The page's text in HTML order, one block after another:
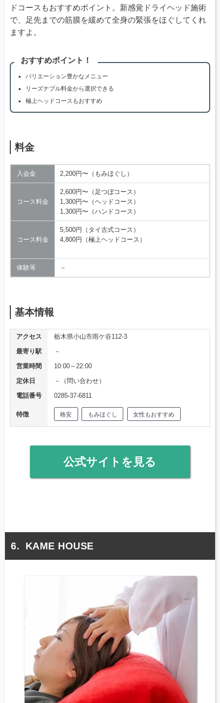
ドコースもおすすめポイント。新感覚ドライヘッド施術
で、足先までの筋膜を緩めて全身の緊張をほぐしてくれ
ますよ。
おすすめポイント！
バリエーション豊かなメニュー
リーズナブル料金から選択できる
極上ヘッドコースもおすすめ
料金
入会金 2,200円〜（もみほぐし）
コース料金
2,600円〜（足つぼコース）
1,300円〜（ヘッドコース）
1,300円〜（ハンドコース）
コース料金
5,500円（タイ古式コース）
4,800円（極上ヘッドコース）
体験等 －
基本情報
アクセス
栃木県小山市雨ケ谷112-3
最寄り駅
－
営業時間
10:00～22:00
定休日
－（問い合わせ）
電話番号
0285-37-6811
特徴 格安 もみほぐし 女性もおすすめ
公式サイトを見る
KAME HOUSE